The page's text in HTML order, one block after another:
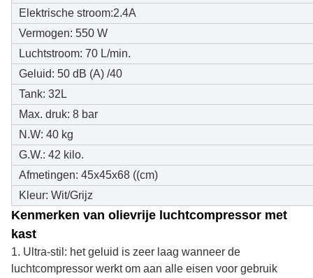
Elektrische stroom:2.4A
Vermogen: 550 W
Luchtstroom: 70 L/min.
Geluid: 50 dB (A) /40
Tank: 32L
Max. druk: 8 bar
N.W: 40 kg
G.W.: 42 kilo.
Afmetingen: 45x45x68 ((cm)
Kleur: Wit/Grijz
Kenmerken van olievrije luchtcompressor met
kast
1. Ultra-stil: het geluid is zeer laag wanneer de
luchtcompressor werkt om aan alle eisen voor gebruik